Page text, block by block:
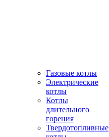
Газовые котлы
Электрические
котлы
Котлы
длительного
горения
Твердотопливные